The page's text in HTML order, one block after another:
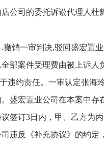
公司的委托诉讼代理人杜
撤销一审判决,驳回盛宏置
部案件受理费由被上诉人
违约责任。一审认定张海
盛宏置业公司在本案中存
议签订3日内，甲、乙方为
违反《补充协议》的约定